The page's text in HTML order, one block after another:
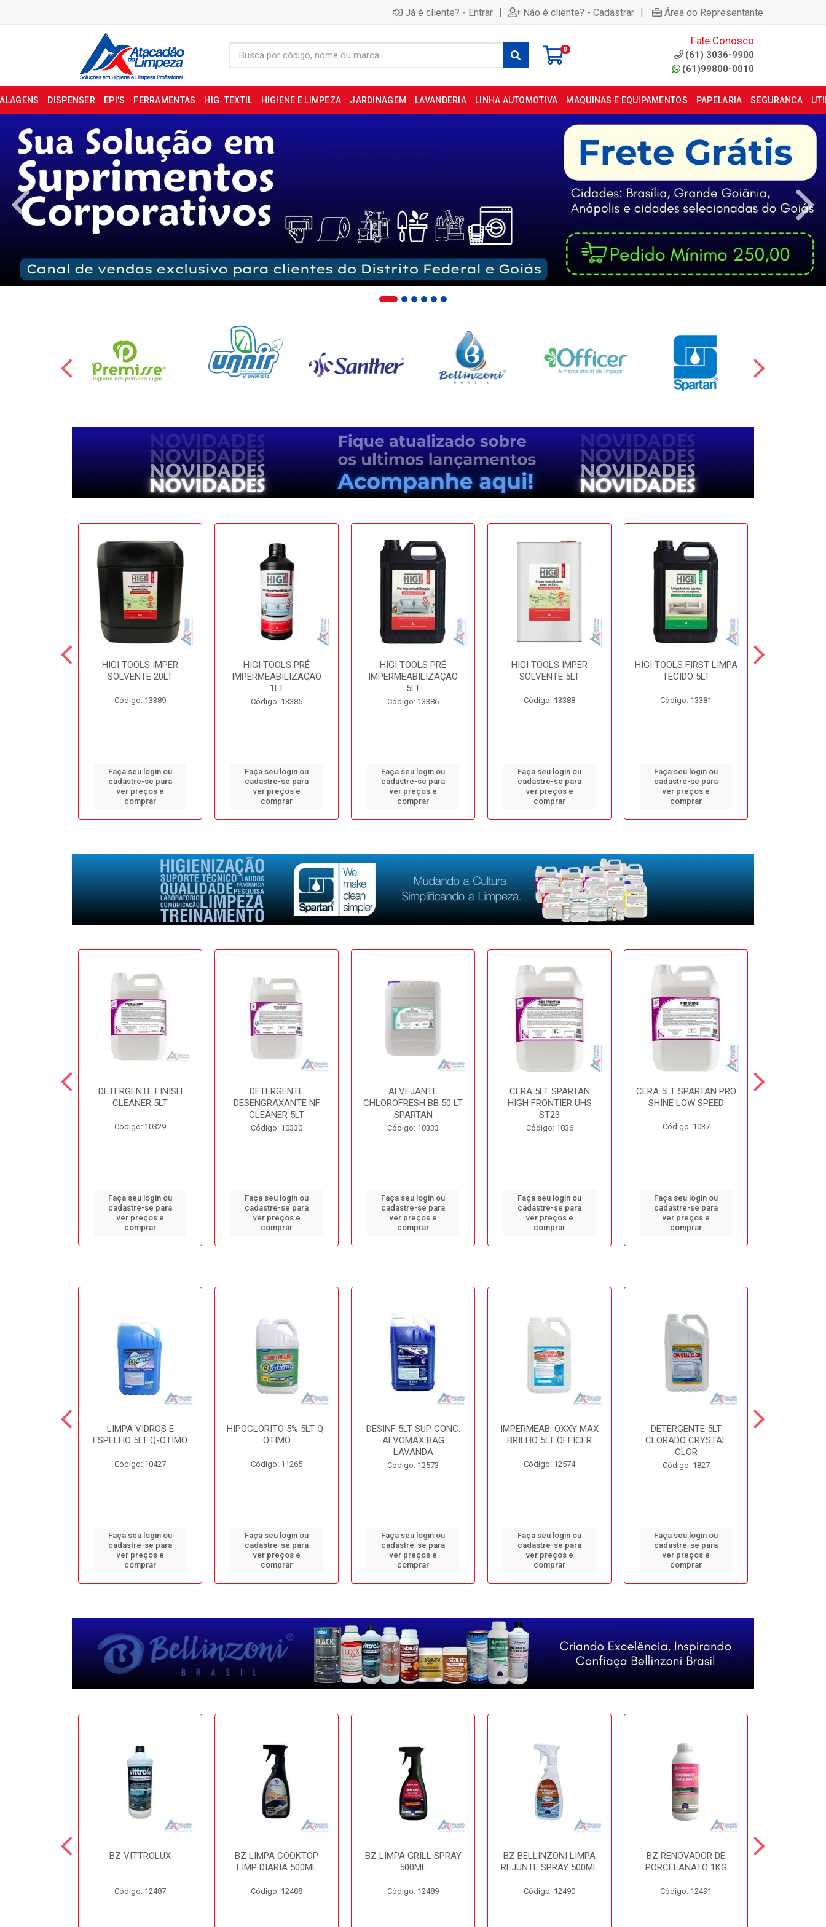
Já é cliente? - Entrar | Não é cliente? - Cadastrar | Área do Representante
0
Fale Conosco
(61) 3036-9900
(61)99800-0010
DISPENSER EPI'S FERRAMENTAS HIG. TEXTIL HIGIENE E LIMPEZA JARDINAGEM LAVANDERIA LINHA AUTOMOTIVA MAQUINAS E EQUIPAMENTOS PAPELARIA SEGURANCA
HIGI TOOLS IMPER
SOLVENTE 20LT
Código: 13389
Faça seu login ou
cadastre-se para
ver preços e
comprar
HIGI TOOLS PRÉ
IMPERMEABILIZAÇÃO
1LT
Código: 13385
Faça seu login ou
cadastre-se para
ver preços e
comprar
HIGI TOOLS PRÉ
IMPERMEABILIZAÇÃO
5LT
Código: 13386
Faça seu login ou
cadastre-se para
ver preços e
comprar
HIGI TOOLS IMPER
SOLVENTE 5LT
Código: 13388
Faça seu login ou
cadastre-se para
ver preços e
comprar
HIGI TOOLS FIRST LIMPA
TECIDO 5LT
Código: 13381
Faça seu login ou
cadastre-se para
ver preços e
comprar
DETERGENTE FINISH
CLEANER 5LT
Código: 10329
Faça seu login ou
cadastre-se para
ver preços e
comprar
DETERGENTE
DESENGRAXANTE NF
CLEANER 5LT
Código: 10330
Faça seu login ou
cadastre-se para
ver preços e
comprar
ALVEJANTE
CHLOROFRESH BB 50 LT
SPARTAN
Código: 10333
Faça seu login ou
cadastre-se para
ver preços e
comprar
CERA 5LT SPARTAN
HIGH FRONTIER UHS
ST23
Código: 1036
Faça seu login ou
cadastre-se para
ver preços e
comprar
CERA 5LT SPARTAN PRO
SHINE LOW SPEED
Código: 1037
Faça seu login ou
cadastre-se para
ver preços e
comprar
LIMPA VIDROS E
ESPELHO 5LT Q-OTIMO
Código: 10427
Faça seu login ou
cadastre-se para
ver preços e
comprar
HIPOCLORITO 5% 5LT Q-
OTIMO
Código: 11265
Faça seu login ou
cadastre-se para
ver preços e
comprar
DESINF 5LT SUP CONC.
ALVOMAX BAG
LAVANDA
Código: 12573
Faça seu login ou
cadastre-se para
ver preços e
comprar
IMPERMEAB. OXXY MAX
BRILHO 5LT OFFICER
Código: 12574
Faça seu login ou
cadastre-se para
ver preços e
comprar
DETERGENTE 5LT
CLORADO CRYSTAL
CLOR
Código: 1827
Faça seu login ou
cadastre-se para
ver preços e
comprar
BZ VITTROLUX
Código: 12487
BZ LIMPA COOKTOP
LIMP DIARIA 500ML
Código: 12488
BZ LIMPA GRILL SPRAY
500ML
Código: 12489
BZ BELLINZONI LIMPA
REJUNTE SPRAY 500ML
Código: 12490
BZ RENOVADOR DE
PORCELANATO 1KG
Código: 12491